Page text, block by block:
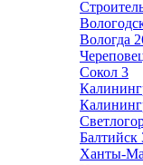
Вологда
Сокол 3
Балтийск
Ханты-